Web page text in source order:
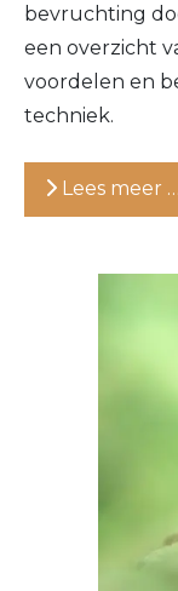
bevruchting
een overzicht
voordelen en
techniek.
Lees meer …